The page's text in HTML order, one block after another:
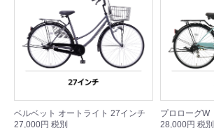
ベルベット オートライト 27インチ
27,000円 税別
プロローグW
28,000円 税別